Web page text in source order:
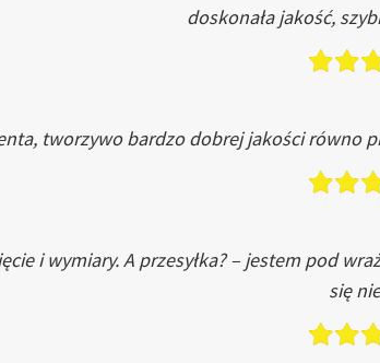
doskonała jakość,
tworzywo bardzo dobrej jakości równo
i wymiary. A przesyłka? – jestem pod
się